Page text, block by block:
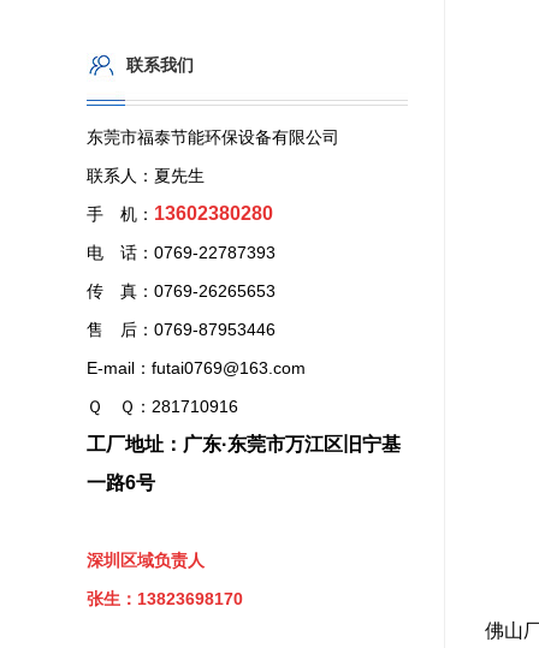
佛山
联系我们
东莞市福泰节能环保设备有限公司
联系人：夏先生
手 机： 13602380280
电 话：0769-22787393
传 真：0769-26265653
售 后：0769-87953446
E-mail：futai0769@163.com
Ｑ Ｑ：281710916
工厂地址：广东·东莞市万江区旧宁基
一路6号
深圳区域负责人
张生：13823698170